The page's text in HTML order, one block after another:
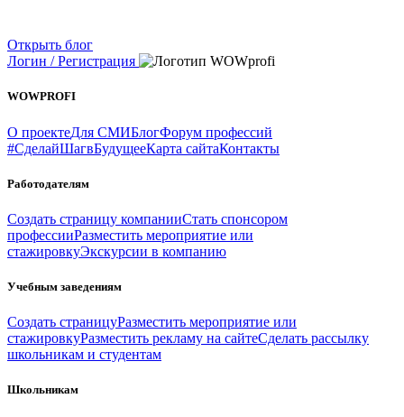
Открыть блог
Логин / Регистрация
WOWPROFI
О проектеДля СМИБлогФорум профессий
#СделайШагвБудущееКарта сайтаКонтакты
Работодателям
Создать страницу компанииСтать спонсором
профессииРазместить мероприятие или
стажировкуЭкскурсии в компанию
Учебным заведениям
Создать страницуРазместить мероприятие или
стажировкуРазместить рекламу на сайтеСделать рассылку
школьникам и студентам
Школьникам